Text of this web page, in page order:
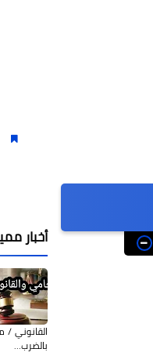
أخبار
القانوني
بالضرب…